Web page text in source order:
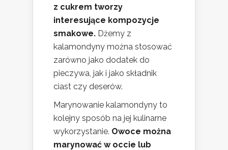
z cukrem tworzy
interesujące kompozycje
smakowe. Dżemy z
kalamondyny można stosować
zarówno jako dodatek do
pieczywa, jak i jako składnik
ciast czy deserów.
Marynowanie kalamondyny to
kolejny sposób na jej kulinarne
wykorzystanie. Owoce można
marynować w occie lub